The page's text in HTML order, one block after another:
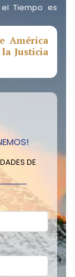
Tiempo es
América
Justicia
DE